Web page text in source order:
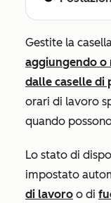
Gestite la
aggiungendo o
dalle caselle di
orari di lavoro
quando
Lo stato di
impostato
di lavoro o di